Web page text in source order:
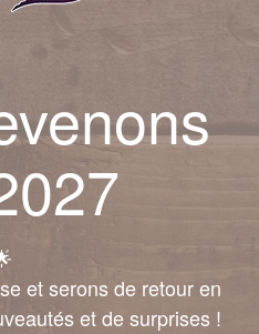
et serons de retour en
et de surprises !